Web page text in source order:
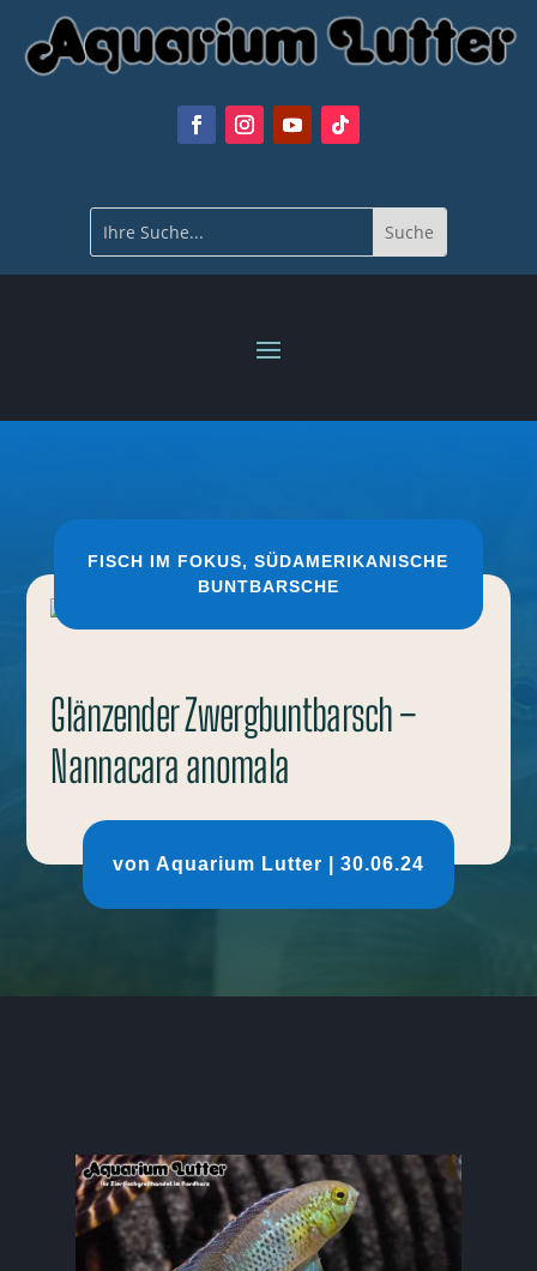
FISCH IM FOKUS,SÜDAMERIKANISCHE
BUNTBARSCHE
Glänzender Zwergbuntbarsch –
Nannacara anomala
von Aquarium Lutter 30.06.24